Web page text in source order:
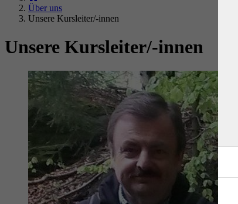
Über uns
Unsere Kursleiter/-innen
Unsere Kursleiter/-innen